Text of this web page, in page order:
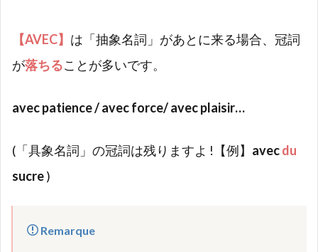
【AVEC】 は「抽象名詞」があとに来る場合、冠詞
が落ちることが多いです。
avec patience / avec force/ avec plaisir…
(「具象名詞」の冠詞は残りますよ !【例】 avecdu
sucre)